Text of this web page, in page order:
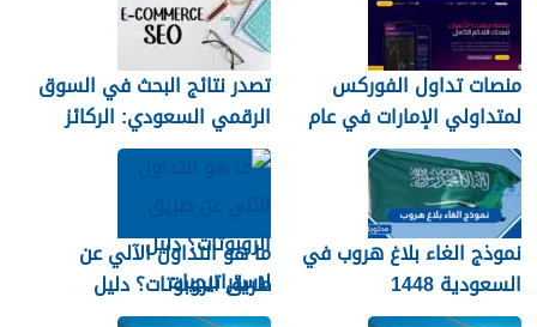
منصات تداول الفوركس
لمتداولي الإمارات في عام
2026
تصدر نتائج البحث في السوق
الرقمي السعودي: الركائز
والاستراتيجيات الفعالة
نموذج الغاء بلاغ هروب في
السعودية 1448
ما هو التداول الآلي عن
طريق الروبوتات؟ دليل
لاستراتيجيات التداول الآلي